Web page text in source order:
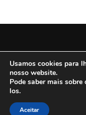
Politica de
@2025 - All
Usamos cookies para
nosso website.
Pode saber mais
los.
Aceitar